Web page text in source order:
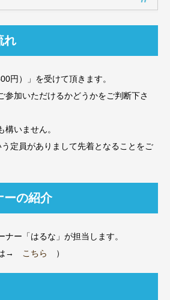
れ
円）」を受けて頂きます。
参加いただけるかどうかをご判断下さ
いません。
定員がありまして先着となることをご
ーの紹介
ー「はるな」が担当します。
は→ こちら ）